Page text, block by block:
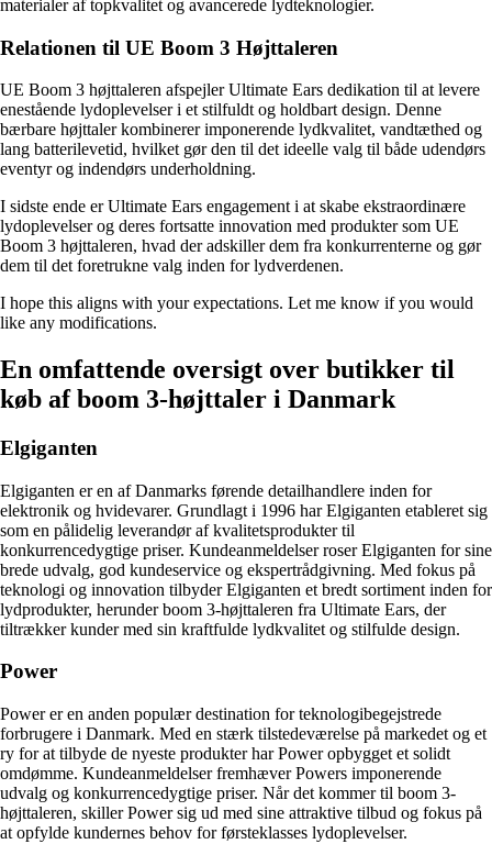
materialer af topkvalitet og avancerede lydteknologier.
Relationen til UE Boom 3 Højttaleren
UE Boom 3 højttaleren afspejler Ultimate Ears dedikation til at levere
enestående lydoplevelser i et stilfuldt og holdbart design. Denne
bærbare højttaler kombinerer imponerende lydkvalitet, vandtæthed og
lang batterilevetid, hvilket gør den til det ideelle valg til både udendørs
eventyr og indendørs underholdning.
I sidste ende er Ultimate Ears engagement i at skabe ekstraordinære
lydoplevelser og deres fortsatte innovation med produkter som UE
Boom 3 højttaleren, hvad der adskiller dem fra konkurrenterne og gør
dem til det foretrukne valg inden for lydverdenen.
I hope this aligns with your expectations. Let me know if you would
like any modifications.
En omfattende oversigt over butikker til
køb af boom 3-højttaler i Danmark
Elgiganten
Elgiganten er en af Danmarks førende detailhandlere inden for
elektronik og hvidevarer. Grundlagt i 1996 har Elgiganten etableret sig
som en pålidelig leverandør af kvalitetsprodukter til
konkurrencedygtige priser. Kundeanmeldelser roser Elgiganten for sine
brede udvalg, god kundeservice og ekspertrådgivning. Med fokus på
teknologi og innovation tilbyder Elgiganten et bredt sortiment inden for
lydprodukter, herunder boom 3-højttaleren fra Ultimate Ears, der
tiltrækker kunder med sin kraftfulde lydkvalitet og stilfulde design.
Power
Power er en anden populær destination for teknologibegejstrede
forbrugere i Danmark. Med en stærk tilstedeværelse på markedet og et
ry for at tilbyde de nyeste produkter har Power opbygget et solidt
omdømme. Kundeanmeldelser fremhæver Powers imponerende
udvalg og konkurrencedygtige priser. Når det kommer til boom 3-
højttaleren, skiller Power sig ud med sine attraktive tilbud og fokus på
at opfylde kundernes behov for førsteklasses lydoplevelser.